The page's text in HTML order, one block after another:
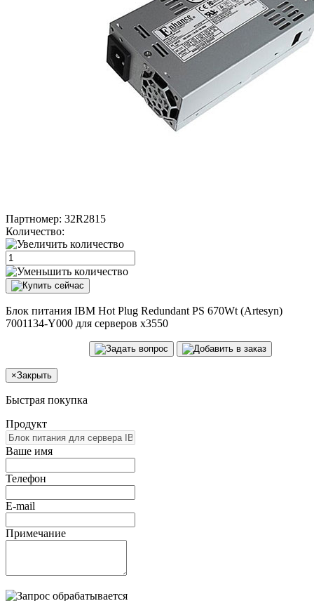
Партномер: 32R2815
Количество:
Блок питания IBM Hot Plug Redundant PS 670Wt (Artesyn)
7001134-Y000 для серверов x3550
×Закрыть
Быстрая покупка
Продукт
Ваше имя
Телефон
E-mail
Примечание